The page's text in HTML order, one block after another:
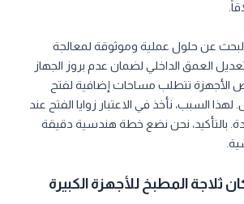
عن حلول عملية وموثوقة لمعالجة
تعديل العمق الداخلي لضمان عدم بروز الجهاز
الأجهزة تتطلب مساحات إضافية لفتح
لهذا السبب، نأخذ في الاعتبار زوايا الفتح عند
بالتأكيد، نحن نضع خطة هندسية دقيقة
ثلاجة المطبخ للأجهزة الكبيرة